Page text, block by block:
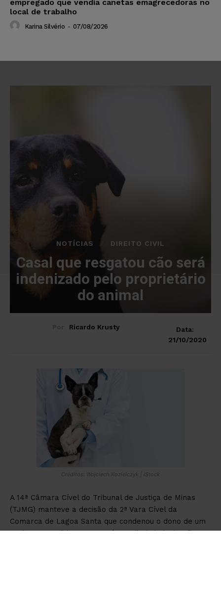
empregado que vendia canetas emagrecedoras no
local de trabalho
Karina Silvério - 07/08/2026